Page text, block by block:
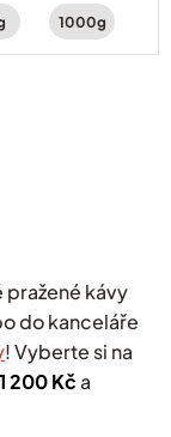
zralého1000g
pražené kávy
do kanceláře
! Vyberte si na
200 Kča